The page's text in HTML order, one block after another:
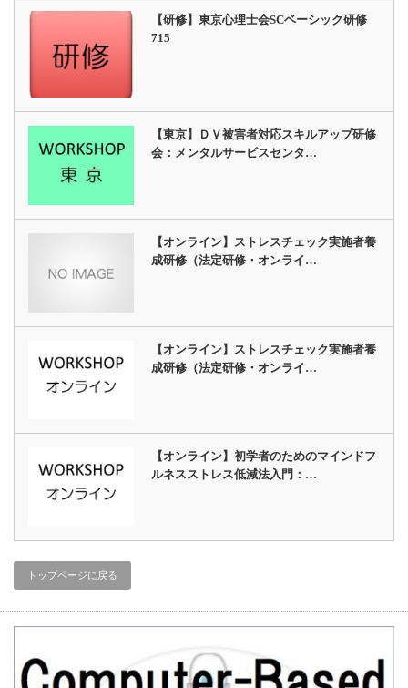
【研修】東京心理士会SCベーシック研修
715
【東京】ＤＶ被害者対応スキルアップ研修
会：メンタルサービスセンタ…
【オンライン】ストレスチェック実施者養
成研修（法定研修・オンライ…
【オンライン】ストレスチェック実施者養
成研修（法定研修・オンライ…
【オンライン】初学者のためのマインドフ
ルネスストレス低減法入門：…
トップページに戻る